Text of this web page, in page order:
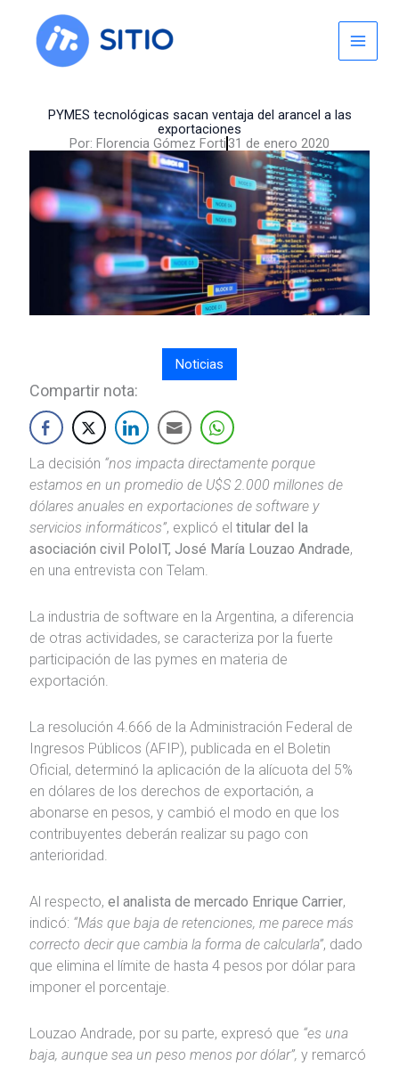
content
PYMES tecnológicas sacan ventaja del arancel a las
exportaciones
Por: Florencia Gómez Forti 31 de enero 2020
Noticias
Compartir nota:
La decisión “nos impacta directamente porque
estamos en un promedio de U$S 2.000 millones de
dólares anuales en exportaciones de software y
servicios informáticos”, explicó el titular del la
asociación civil PoloIT, José María Louzao Andrade,
en una entrevista con Telam.
La industria de software en la Argentina, a diferencia
de otras actividades, se caracteriza por la fuerte
participación de las pymes en materia de
exportación.
La resolución 4.666 de la Administración Federal de
Ingresos Públicos (AFIP), publicada en el Boletin
Oficial, determinó la aplicación de la alícuota del 5%
en dólares de los derechos de exportación, a
abonarse en pesos, y cambió el modo en que los
contribuyentes deberán realizar su pago con
anterioridad.
Al respecto, el analista de mercado Enrique Carrier,
indicó: “Más que baja de retenciones, me parece más
correcto decir que cambia la forma de calcularla”, dado
que elimina el límite de hasta 4 pesos por dólar para
imponer el porcentaje.
Louzao Andrade, por su parte, expresó que “es una
baja, aunque sea un peso menos por dólar”, y remarcó